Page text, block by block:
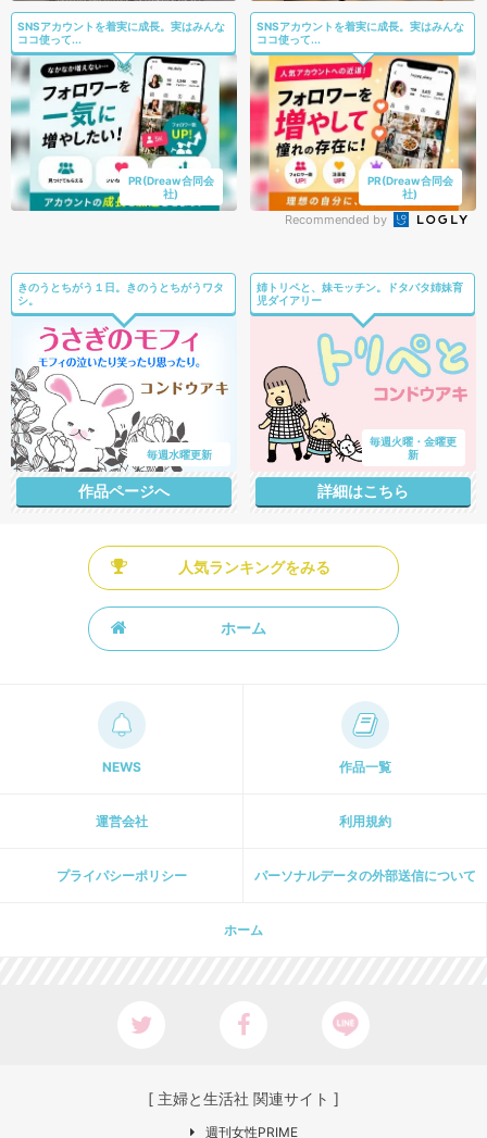
SNSアカウントを着実に成長。実はみんな
ココ使って...
PR(Dreaw合同会
社)
SNSアカウントを着実に成長。実はみんな
ココ使って...
PR(Dreaw合同会
社)
Recommended by
きのうとちがう１日。きのうとちがうワタ
シ。
毎週水曜更新
作品ページへ
姉トリペと、妹モッチン。ドタバタ姉妹育
児ダイアリー
毎週火曜・金曜更
新
詳細はこちら
人気ランキングをみる
ホーム
NEWS 作品一覧
運営会社 利用規約
プライパシーポリシー パーソナルデータの外部送信について
ホーム
[ 主婦と生活社 関連サイト ]
週刊女性PRIME